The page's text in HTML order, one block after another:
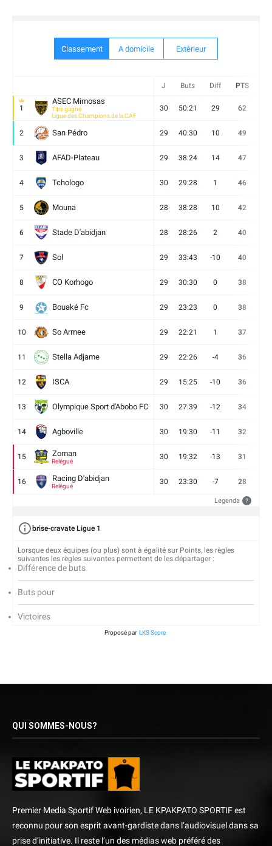
Classement A domicile Extèrieur
J Buts Diff PTS
1
ASEC Mimosas
Titre gagné
Ligue des Champions de la CAF
30 50:21 29 62
2 San Pédro 29 40:30 10 49
3 AFAD-Plateau 29 38:24 14 47
4 Tchologo 30 29:28 1 46
5 Mouna 28 38:28 10 42
6 Stade D'abidjan 28 28:26 2 40
7 Sol 29 33:43 -10 40
8 CO Korhogo 29 30:30 0 38
9 Bouaké Fc 29 23:23 0 38
10 So Armee 29 22:21 1 37
11 Stella Adjame 29 22:26 -4 36
12 ISCA 29 15:25 -10 36
13 Olympique Sport d'Abobo FC 30 27:39 -12 34
14 Agboville 30 19:30 -11 32
15 Zoman
Relégué
30 19:32 -13 31
16 Racing D'abidjan
Relégué
30 23:30 -7 28
Legenda ?
brise-cravate Ligue 1
Lorsque deux équipes (ou plus) sont à égalité sur Points, les règles
suivantes les règles suivantes permettent de les départager :
Différence de buts
Buts pour
Victoires
Proposé par LKS Score
QUI SOMMES-NOUS?
Premier Media Sportif Web ivoirien, LE KPAKPATO SPORTIF est
reconnu pour son esprit avant-gardiste dans l’audiovisuel dans sa
prise d’initiative. Il reste l’un des médias web préféré des